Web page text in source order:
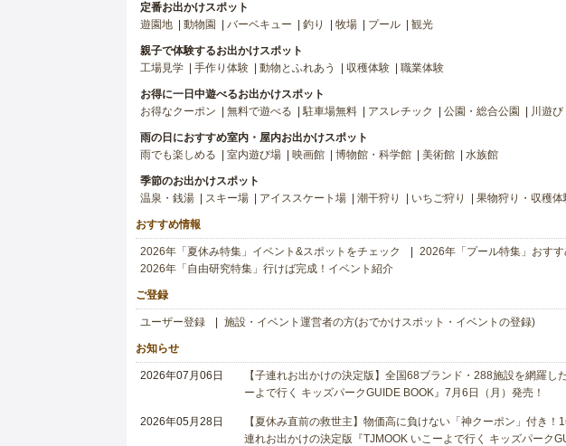
定番お出かけスポット
遊園地
動物園 バーベキュー 釣り 牧場 プール 観光
親子で体験するお出かけスポット
工場見学
手作り体験 動物とふれあう 収穫体験 職業体験
お得に一日中遊べるお出かけスポット
お得なクーポン
無料で遊べる 駐車場無料 アスレチック 公園・総合公園 川遊び
雨の日におすすめ室内・屋内お出かけスポット
雨でも楽しめる
室内遊び場 映画館 博物館・科学館 美術館 水族館
季節のお出かけスポット
温泉・銭湯
スキー場 アイススケート場 潮干狩り いちご狩り 果物狩り・収穫体
おすすめ情報
2026年「夏休み特集」イベント&スポットをチェック
2026年「プール特集」おす
2026年「自由研究特集」行けば完成！イベント紹介
ご登録
ユーザー登録 施設・イベント運営者の方(おでかけスポット・イベントの登録)
お知らせ
2026年07月06日
【子連れお出かけの決定版】全国68ブランド・288施設を網羅し
ーよで行く キッズパークGUIDE BOOK』7月6日（月）発売！
2026年05月28日
【夏休み直前の救世主】物価高に負けない「神クーポン」付き！
連れお出かけの決定版『TJMOOK いこーよで行く キッズパーク